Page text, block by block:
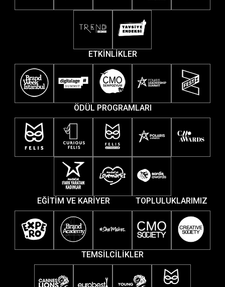
ETKİNLİKLER
ÖDÜL PROGRAMLARI
EĞİTİM VE KARİYER TOPLULUKLARIMIZ
TEMSİLCİLİKLER